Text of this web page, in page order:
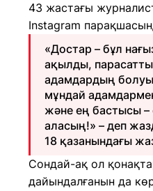
43 жастағы
Instagram
«Достар – бұл
ақылды,
адамдардың болуы
мұндай
және ең бастысы –
аласың!» – деп
18 қазанындағы
Сондай-ақ ол
дайындалғанын да